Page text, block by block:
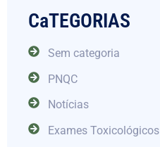
CaTEGORIAS
Sem categoria
PNQC
Notícias
Exames Toxicológicos